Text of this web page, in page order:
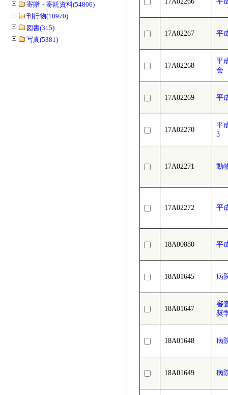
寄贈・寄託資料(54806)
刊行物(10970)
図書(315)
写真(5381)
17A02267 平
17A02268
平
会
17A02269 平
17A02270
平
3
17A02271 動
17A02272 平
18A00880 平
18A01645 病
18A01647
審
奨
18A01648 病
18A01649 病